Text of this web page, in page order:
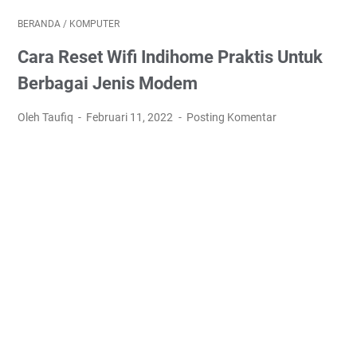
BERANDA / KOMPUTER
Cara Reset Wifi Indihome Praktis Untuk
Berbagai Jenis Modem
Oleh Taufiq Februari 11, 2022 Posting Komentar